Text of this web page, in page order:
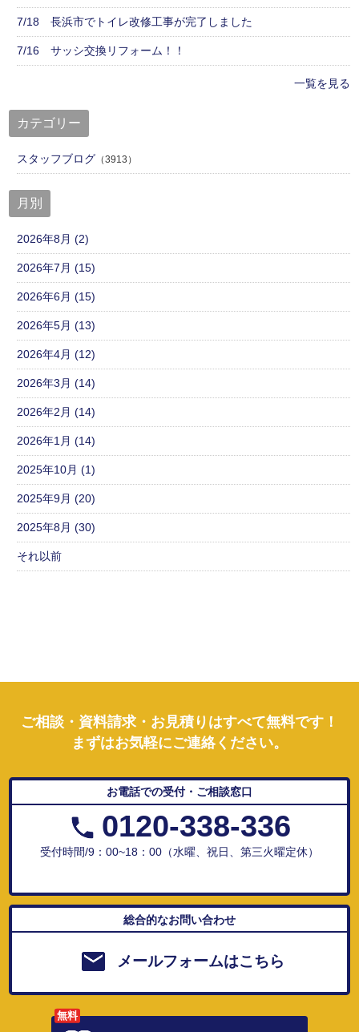
7/18 長浜市でトイレ改修工事が完了しました
7/16 サッシ交換リフォーム！！
一覧を見る
カテゴリー
スタッフブログ （3913）
月別
2026年8月 (2)
2026年7月 (15)
2026年6月 (15)
2026年5月 (13)
2026年4月 (12)
2026年3月 (14)
2026年2月 (14)
2026年1月 (14)
2025年10月 (1)
2025年9月 (20)
2025年8月 (30)
それ以前
ご相談・資料請求・お見積りはすべて無料です！
まずはお気軽にご連絡ください。
お電話での受付・ご相談窓口
0120-338-336
受付時間/9：00~18：00（水曜、祝日、第三火曜定休）
総合的なお問い合わせ
メールフォームはこちら
無料